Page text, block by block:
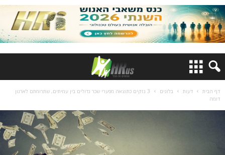
דף הבית דעות בלוגים
3 נזקים כתוצאה מפערי שכר גדולים בין עמיתים, שתרומתם לארגון
דומה